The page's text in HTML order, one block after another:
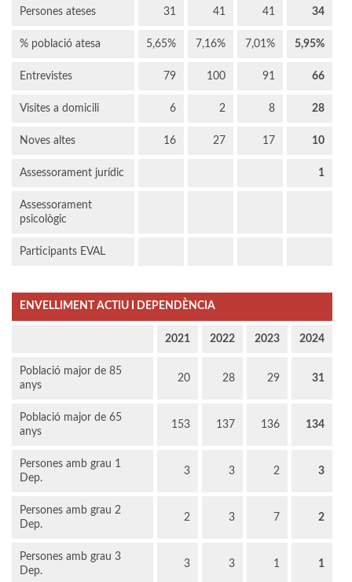
Persones ateses 31 41 41 34
% població atesa 5,65% 7,16% 7,01% 5,95%
Entrevistes 79 100 91 66
Visites a domicili 6 2 8 28
Noves altes 16 27 17 10
Assessorament jurídic 1
Assessorament
psicològic
Participants EVAL
ENVELLIMENT ACTIU I DEPENDÈNCIA
2021 2022 2023 2024
Població major de 85
anys
20 28 29 31
Població major de 65
anys
153 137 136 134
Persones amb grau 1
Dep.
3 3 2 3
Persones amb grau 2
Dep.
2 3 7 2
Persones amb grau 3
Dep.
3 3 1 1